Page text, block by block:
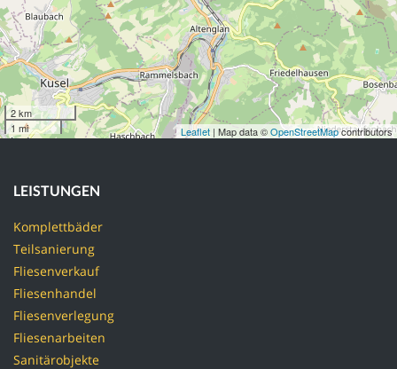
2 km
1 mi
Leaflet | Map data ©OpenStreetMapcontributors
LEISTUNGEN
Komplettbäder
Teilsanierung
Fliesenverkauf
Fliesenhandel
Fliesenverlegung
Fliesenarbeiten
Sanitärobjekte